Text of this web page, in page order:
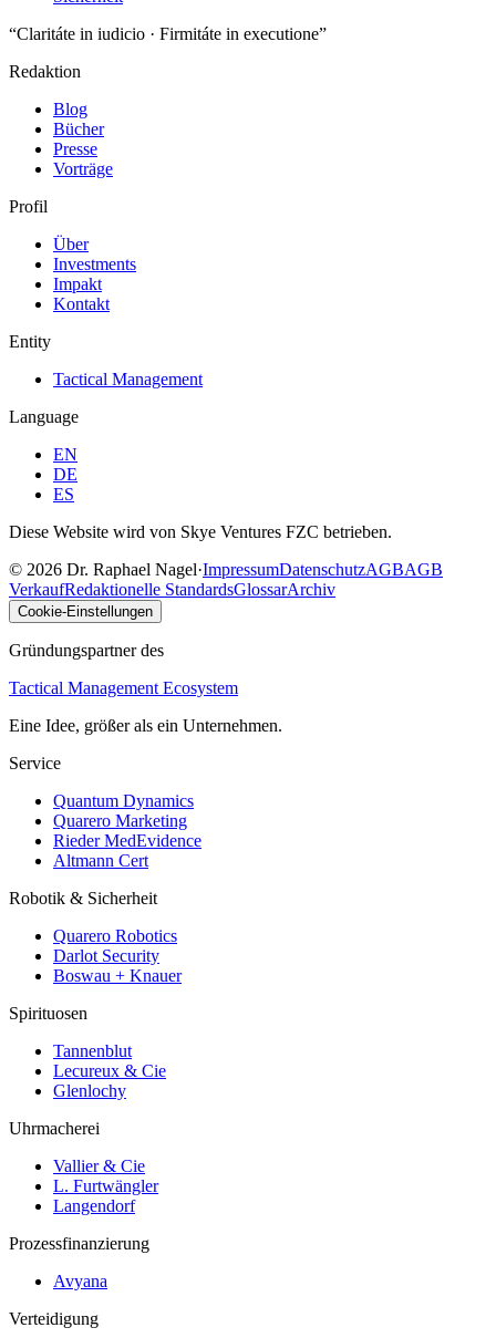
“Claritáte in iudicio · Firmitáte in executione”
Redaktion
Blog
Bücher
Presse
Vorträge
Profil
Über
Investments
Impakt
Kontakt
Entity
Tactical Management
Language
EN
DE
ES
Diese Website wird von Skye Ventures FZC betrieben.
© 2026 Dr. Raphael Nagel·ImpressumDatenschutzAGBAGB
VerkaufRedaktionelle StandardsGlossarArchiv
Cookie-Einstellungen
Gründungspartner des
Tactical Management Ecosystem
Eine Idee, größer als ein Unternehmen.
Service
Quantum Dynamics
Quarero Marketing
Rieder MedEvidence
Altmann Cert
Robotik & Sicherheit
Quarero Robotics
Darlot Security
Boswau + Knauer
Spirituosen
Tannenblut
Lecureux & Cie
Glenlochy
Uhrmacherei
Vallier & Cie
L. Furtwängler
Langendorf
Prozessfinanzierung
Avyana
Verteidigung